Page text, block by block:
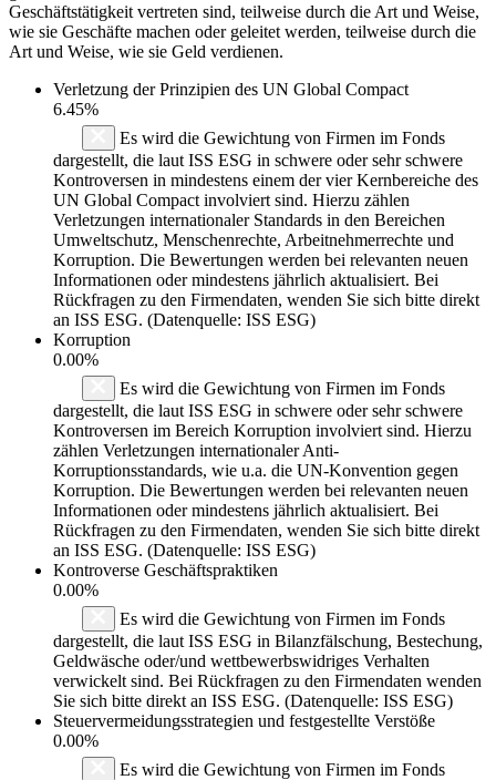
Geschäftstätigkeit vertreten sind, teilweise durch die Art und Weise,
wie sie Geschäfte machen oder geleitet werden, teilweise durch die
Art und Weise, wie sie Geld verdienen.
Verletzung der Prinzipien des UN Global Compact
6.45%
Es wird die Gewichtung von Firmen im Fonds
dargestellt, die laut ISS ESG in schwere oder sehr schwere
Kontroversen in mindestens einem der vier Kernbereiche des
UN Global Compact involviert sind. Hierzu zählen
Verletzungen internationaler Standards in den Bereichen
Umweltschutz, Menschenrechte, Arbeitnehmerrechte und
Korruption. Die Bewertungen werden bei relevanten neuen
Informationen oder mindestens jährlich aktualisiert. Bei
Rückfragen zu den Firmendaten, wenden Sie sich bitte direkt
an ISS ESG. (Datenquelle: ISS ESG)
Korruption
0.00%
Es wird die Gewichtung von Firmen im Fonds
dargestellt, die laut ISS ESG in schwere oder sehr schwere
Kontroversen im Bereich Korruption involviert sind. Hierzu
zählen Verletzungen internationaler Anti-
Korruptionsstandards, wie u.a. die UN-Konvention gegen
Korruption. Die Bewertungen werden bei relevanten neuen
Informationen oder mindestens jährlich aktualisiert. Bei
Rückfragen zu den Firmendaten, wenden Sie sich bitte direkt
an ISS ESG. (Datenquelle: ISS ESG)
Kontroverse Geschäftspraktiken
0.00%
Es wird die Gewichtung von Firmen im Fonds
dargestellt, die laut ISS ESG in Bilanzfälschung, Bestechung,
Geldwäsche oder/und wettbewerbswidriges Verhalten
verwickelt sind. Bei Rückfragen zu den Firmendaten wenden
Sie sich bitte direkt an ISS ESG. (Datenquelle: ISS ESG)
Steuervermeidungsstrategien und festgestellte Verstöße
0.00%
Es wird die Gewichtung von Firmen im Fonds